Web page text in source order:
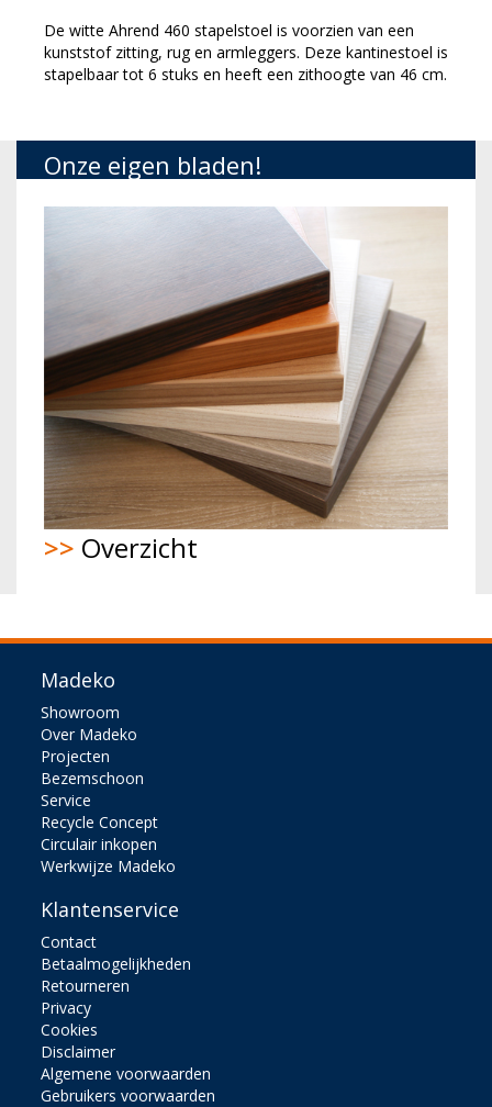
De witte Ahrend 460 stapelstoel is voorzien van een
kunststof zitting, rug en armleggers. Deze kantinestoel is
stapelbaar tot 6 stuks en heeft een zithoogte van 46 cm.
Onze eigen bladen!
>> Overzicht
Madeko
Showroom
Over Madeko
Projecten
Bezemschoon
Service
Recycle Concept
Circulair inkopen
Werkwijze Madeko
Klantenservice
Contact
Betaalmogelijkheden
Retourneren
Privacy
Cookies
Disclaimer
Algemene voorwaarden
Gebruikers voorwaarden